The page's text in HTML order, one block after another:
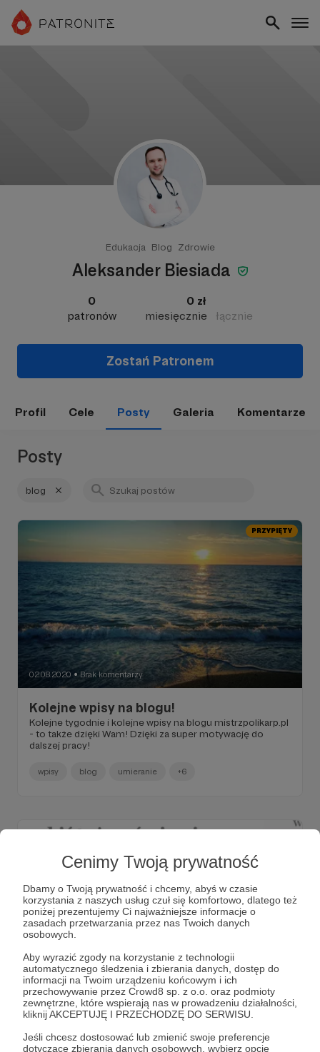
Cenimy Twoją prywatność
Dbamy o Twoją prywatność i chcemy, abyś w czasie
korzystania z naszych usług czuł się komfortowo, dlatego też
poniżej prezentujemy Ci najważniejsze informacje o
zasadach przetwarzania przez nas Twoich danych
osobowych.
Aby wyrazić zgody na korzystanie z technologii
automatycznego śledzenia i zbierania danych, dostęp do
informacji na Twoim urządzeniu końcowym i ich
przechowywanie przez Crowd8 sp. z o.o. oraz podmioty
zewnętrzne, które wspierają nas w prowadzeniu działalności,
kliknij AKCEPTUJĘ I PRZECHODZĘ DO SERWISU.
Jeśli chcesz dostosować lub zmienić swoje preferencje
dotyczące zbierania danych osobowych, wybierz opcję
Edukacja Blog Zdrowie
Aleksander Biesiada
0
patronów
0 zł
miesięcznie
łącznie
Zostań Patronem
Profil Cele Posty Galeria Komentarze
Posty
blog
PRZYPIĘTY
02.08.2020 ● Brak komentarzy
Kolejne wpisy na blogu!
Kolejne tygodnie i kolejne wpisy na blogu mistrzpolikarp.pl
- to także dzięki Wam! Dzięki za super motywację do
dalszej pracy!
wpisy blog umieranie +6
31.05.2020 Brak komentarzy
Niezwykłe uczucie
Na blogu pierwszy wpis od czasu uruchomienia patronite.
Dziękuję! To Wasze wsparcie powoduje, że wiem, że
powinienem pisać.